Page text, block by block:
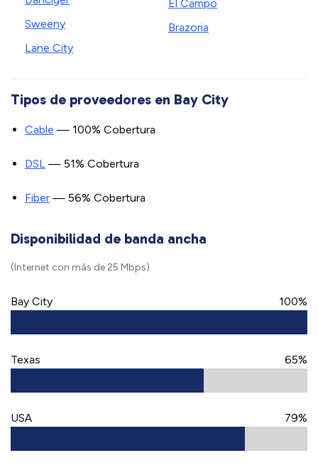
Sweeny
Lane City
El Campo
Brazoria
Tipos de proveedores en Bay City
Cable — 100% Cobertura
DSL — 51% Cobertura
Fiber — 56% Cobertura
Disponibilidad de banda ancha
(Internet con más de 25 Mbps)
Bay City 100%
Texas 65%
USA 79%